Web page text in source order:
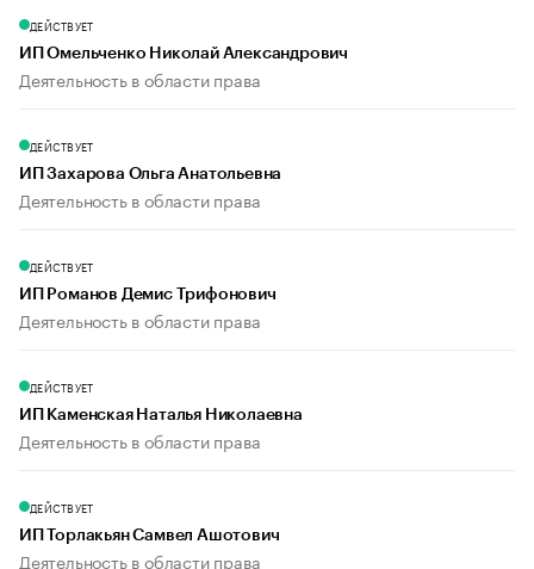
ДЕЙСТВУЕТ
ИП Омельченко Николай Александрович
Деятельность в области права
ДЕЙСТВУЕТ
ИП Захарова Ольга Анатольевна
Деятельность в области права
ДЕЙСТВУЕТ
ИП Романов Демис Трифонович
Деятельность в области права
ДЕЙСТВУЕТ
ИП Каменская Наталья Николаевна
Деятельность в области права
ДЕЙСТВУЕТ
ИП Торлакьян Самвел Ашотович
Деятельность в области права